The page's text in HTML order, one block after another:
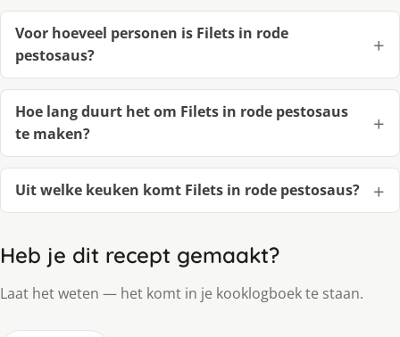
Voor hoeveel personen is Filets in rode
pestosaus?
Hoe lang duurt het om Filets in rode pestosaus
te maken?
Uit welke keuken komt Filets in rode pestosaus?
Heb je dit recept gemaakt?
Laat het weten — het komt in je kooklogboek te staan.